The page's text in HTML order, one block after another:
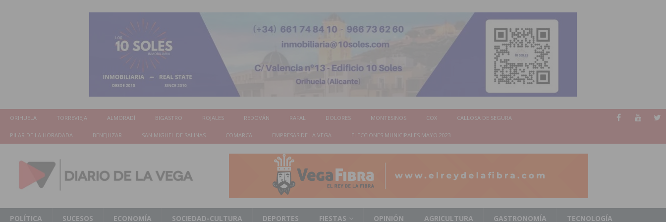
ORIHUELA TORREVIEJA ALMORADÍ BIGASTRO ROJALES REDOVÁN RAFAL DOLORES MONTESINOS COX CALLOSA DE SEGURA
PILAR DE LA HORADADA BENEJUZAR SAN MIGUEL DE SALINAS COMARCA EMPRESAS DE LA VEGA ELECCIONES MUNICIPALES MAYO 2023
POLÍTICA SUCESOS ECONOMÍA SOCIEDAD-CULTURA DEPORTES FIESTAS OPINIÓN AGRICULTURA GASTRONOMÍA TECNOLOGÍA